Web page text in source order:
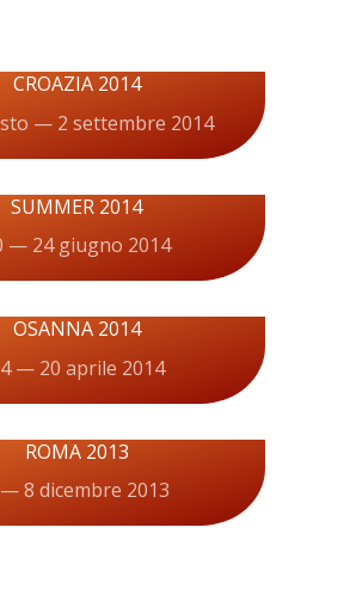
CROAZIA 2014
— 2 settembre 2014
SUMMER 2014
— 24 giugno 2014
OSANNA 2014
— 20 aprile 2014
ROMA 2013
8 dicembre 2013